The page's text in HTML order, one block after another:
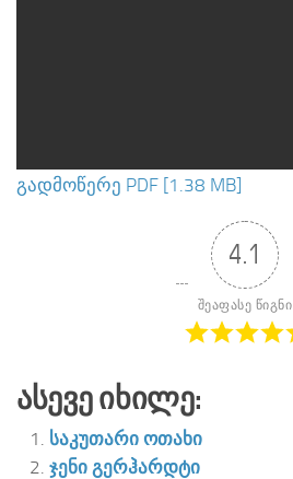
გადმოწერე PDF [1.38 MB]
4.1
შეაფასე წიგნი
Ასევე Იხილე:
საკუთარი ოთახი
ჯენი გერჰარდტი